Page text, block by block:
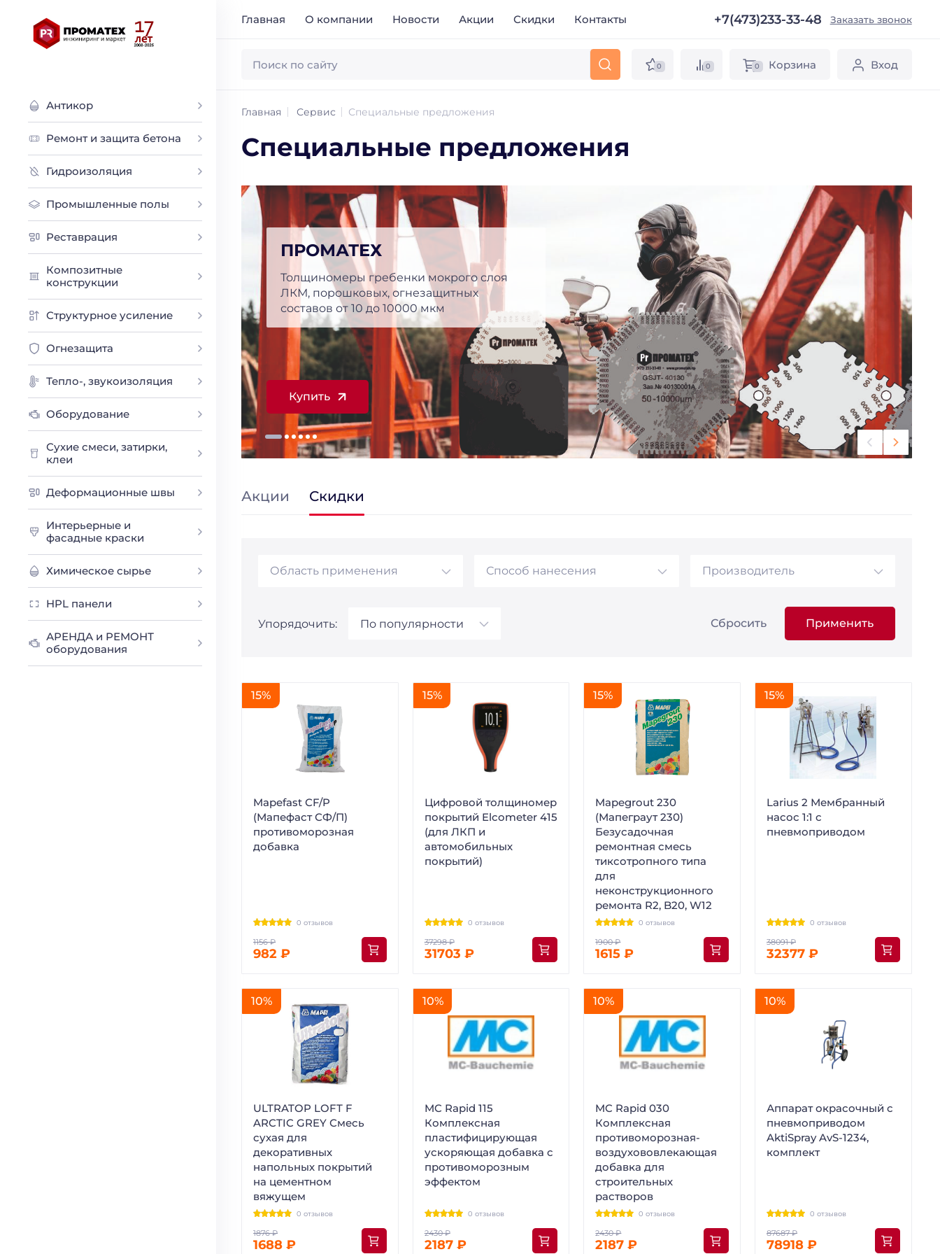
Главная О компании Новости Акции Скидки Контакты +7(473)233-33-48 Заказать звонок
0 0 0 Корзина Вход
Главная Сервис Специальные предложения
Специальные предложения
ПРОМАТЕХ
Толщиномеры гребенки мокрого слоя
ЛКМ, порошковых, огнезащитных
составов от 10 до 10000 мкм
Купить
Акции Скидки
Область применения Способ нанесения Производитель
Упорядочить: По популярности Сбросить Применить
15%
Mapefast СF/P
(Мапефаст СФ/П)
противоморозная
добавка
0 отзывов
982 ₽
15%
Цифровой толщиномер
покрытий Elcometer 415
(для ЛКП и
автомобильных
покрытий)
0 отзывов
31703 ₽
15%
Mapegrout 230
(Мапеграут 230)
Безусадочная
ремонтная смесь
тиксотропного типа
для
неконструкционного
ремонта R2, B20, W12
0 отзывов
1615 ₽
15%
Larius 2 Мембранный
насос 1:1 с
пневмоприводом
0 отзывов
32377 ₽
10%
ULTRATOP LOFT F
ARCTIC GREY Смесь
сухая для
декоративных
напольных покрытий
на цементном
вяжущем
0 отзывов
1688 ₽
10%
MC Rapid 115
Комплексная
пластифицирующая
ускоряющая добавка с
противоморозным
эффектом
0 отзывов
2187 ₽
10%
MC Rapid 030
Комплексная
противоморозная-
воздухововлекающая
добавка для
строительных
растворов
0 отзывов
2187 ₽
10%
Аппарат окрасочный с
пневмоприводом
AktiSpray AvS-1234,
комплект
0 отзывов
78918 ₽
Антикор
Ремонт и защита бетона
Гидроизоляция
Промышленные полы
Реставрация
Композитные
конструкции
Структурное усиление
Огнезащита
Тепло-, звукоизоляция
Оборудование
Сухие смеси, затирки,
клеи
Деформационные швы
Интерьерные и
фасадные краски
Химическое сырье
HPL панели
АРЕНДА и РЕМОНТ
оборудования